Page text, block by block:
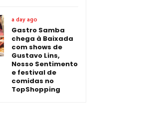
a day ago
Gastro Samba
chega à Baixada
com shows de
Gustavo Lins,
Nosso Sentimento
e festival de
comidas no
TopShopping